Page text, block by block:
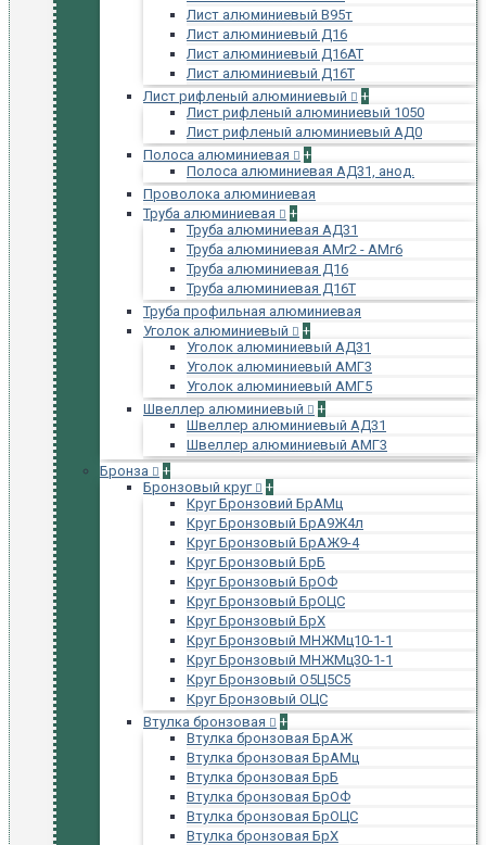
Лист алюминиевый В95т
Лист алюминиевый Д16
Лист алюминиевый Д16АТ
Лист алюминиевый Д16Т
Лист рифленый алюминиевый
+
Лист рифленый алюминиевый 1050
Лист рифленый алюминиевый АД0
Полоса алюминиевая
+
Полоса алюминиевая АД31, анод.
Проволока алюминиевая
Труба алюминиевая
+
Труба алюминиевая АД31
Труба алюминиевая АМг2 - АМг6
Труба алюминиевая Д16
Труба алюминиевая Д16Т
Труба профильная алюминиевая
Уголок алюминиевый
+
Уголок алюминиевый АД31
Уголок алюминиевый АМГ3
Уголок алюминиевый АМГ5
Швеллер алюминиевый
+
Швеллер алюминиевый АД31
Швеллер алюминиевый АМГ3
Бронза
+
Бронзовый круг
+
Круг Бронзовий БрАМц
Круг Бронзовый БрА9Ж4л
Круг Бронзовый БрАЖ9-4
Круг Бронзовый БрБ
Круг Бронзовый БрОФ
Круг Бронзовый БрОЦС
Круг Бронзовый БрХ
Круг Бронзовый МНЖМц10-1-1
Круг Бронзовый МНЖМц30-1-1
Круг Бронзовый О5Ц5С5
Круг Бронзовый ОЦС
Втулка бронзовая
+
Втулка бронзовая БрАЖ
Втулка бронзовая БрАМц
Втулка бронзовая БрБ
Втулка бронзовая БрОФ
Втулка бронзовая БрОЦС
Втулка бронзовая БрХ